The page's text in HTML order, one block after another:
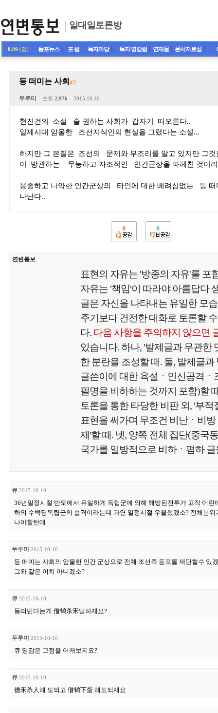
일대일토론방
8.09 (일) 동포뉴스ㅣ 포 럼 독자마당ㅣ 독자 명칼럼 연재물ㅣ 문서자료실
등 떠미는 사회 (17)
두루미 조회 2,976 2015.10.10
현진건의 소설 술 권하는 사회가 갑자기 떠오른다..
일제시대 암울한 조선지식인의 현실을 그렸다는 소설...
하지만 그 본질은 조선의 문제와 부조리를 알고 있지만 그것
이 방관하는 무능하고 자조적인 인간군상을 파헤친 것이
옹졸하고 나약한 인간군상의 타인에 대한 배려심없는 등
나난다..
0 0
연변통보
표현의 자유는 '방종의 자유'를 포
자유는 '책임'이 따라야 아름답다
글은 자신을 나타내는 유일한 모
주기보다 건전한 대화로 토론할
다. 다음 사항을 주의하지 않으면
있습니다. 하나, '발제글과 무관한
한 분란을 조성할 때. 둘, 발제글
글쓴이에 대한 욕설ㆍ인신공격ㆍ
필명을 비하하는 것까지 포함)할
토론을 통한 타당한 비판 외, '부
표현을 써가며 무조건 비난ㆍ비
재'할 때. 넷, 양쪽 전체 집단(중국
국가를 일방적으로 비하ㆍ폄하 글
큐 2015-10-10
36년일정시절 반도에서 유일하게 독립군에 의해 해방된전투가 고작 어
하의 수백명독립군의 습격이라는데 과연 일정시절 우울했겠소? 전체분
나야할턴데
두루미 2015-10-10
등 떠미는 사회의 암울한 인간 군상으로 전체 조선족 동포를 재단할수 있
그와 같은 이치 아니겠소?
큐 2015-10-10
등떠민다는게 借鹤杀宋말하재요?
두루미 2015-10-10
큐 영감은 그점을 어캐보지요?
큐 2015-10-10
借宋杀人해 도되고 借鹤下蛋 해도되재요